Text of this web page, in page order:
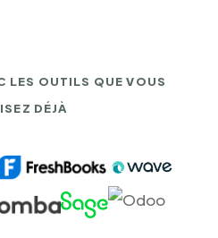
LES OUTILS QUE VOUS
DÉJÀ